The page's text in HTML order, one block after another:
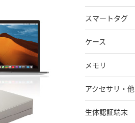
スマートタグ
ケース
メモリ
アクセサリ・他
生体認証端末